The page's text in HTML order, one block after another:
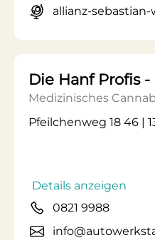
allianz-sebastian-
Die Hanf Profis
Medizinisches
Pfeilchenweg 18 46 |
Details anzeigen
0821 9988